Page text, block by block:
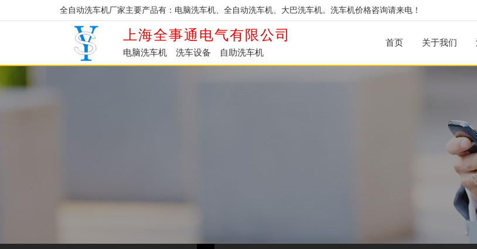
全自动洗车机厂家主要产品有：电脑洗车机、全自动洗车机、大巴洗车机。洗车机价格咨询请来电！
上海全事通电气有限公司
电脑洗车机 洗车设备 自助洗车机
首页 关于我们